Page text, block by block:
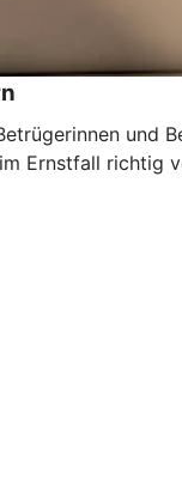
und
Ernstfall richtig